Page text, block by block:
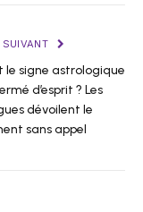
SUIVANT
le signe astrologique
d’esprit ? Les
dévoilent le
sans appel